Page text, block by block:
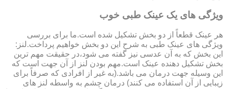
ویژگی های یک عینک طبی خوب
هر عینک قطعاً از دو بخش تشکیل شده است.ما برای بررسی
ویژگی های عینک طبی به شرح این دو بخش خواهیم پرداخت.لنز:
این بخش که به آن عدسی نیز گفته می شود،در حقیقت مهم ترین
بخش تشکیل دهنده عینک است.مهم بودن لنز از آن جهت است که
این وسیله جهت درمان می باشد.(به غیر از افرادی که صرفاً برای
زیبایی از آن استفاده می کنند) درمان چشم به واسطه لنز های